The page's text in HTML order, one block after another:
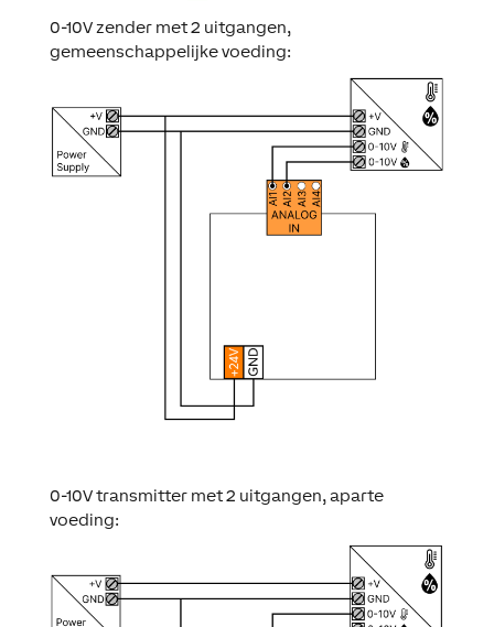
0-10V zender met 2 uitgangen,
gemeenschappelijke voeding:
0-10V transmitter met 2 uitgangen, aparte
voeding: